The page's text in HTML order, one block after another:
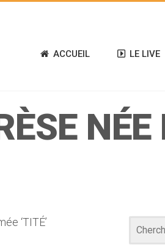
ACCUEIL LE LIVE
NÉE
‘TITÉ’